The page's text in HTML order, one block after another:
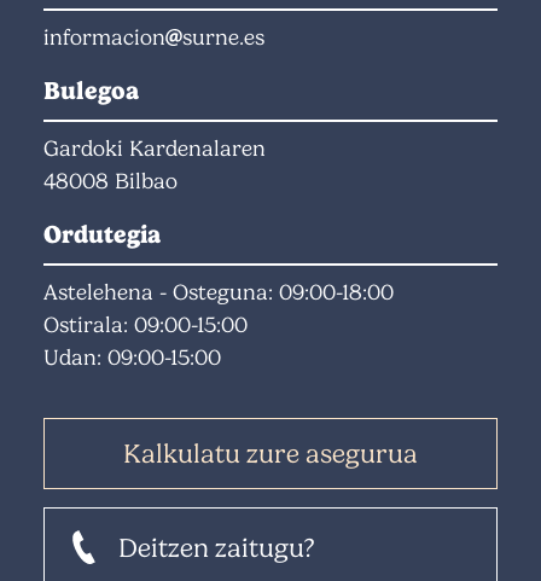
informacion surne.es
Bulegoa
Gardoki Kardenalaren
48008 Bilbao
Ordutegia
Astelehena - Osteguna: 09:00-18:00
Ostirala: 09:00-15:00
Udan: 09:00-15:00
Kalkulatu zure asegurua
Deitzen zaitugu?